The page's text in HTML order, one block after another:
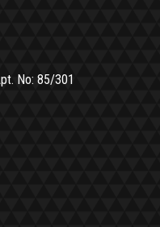
No: 85/301